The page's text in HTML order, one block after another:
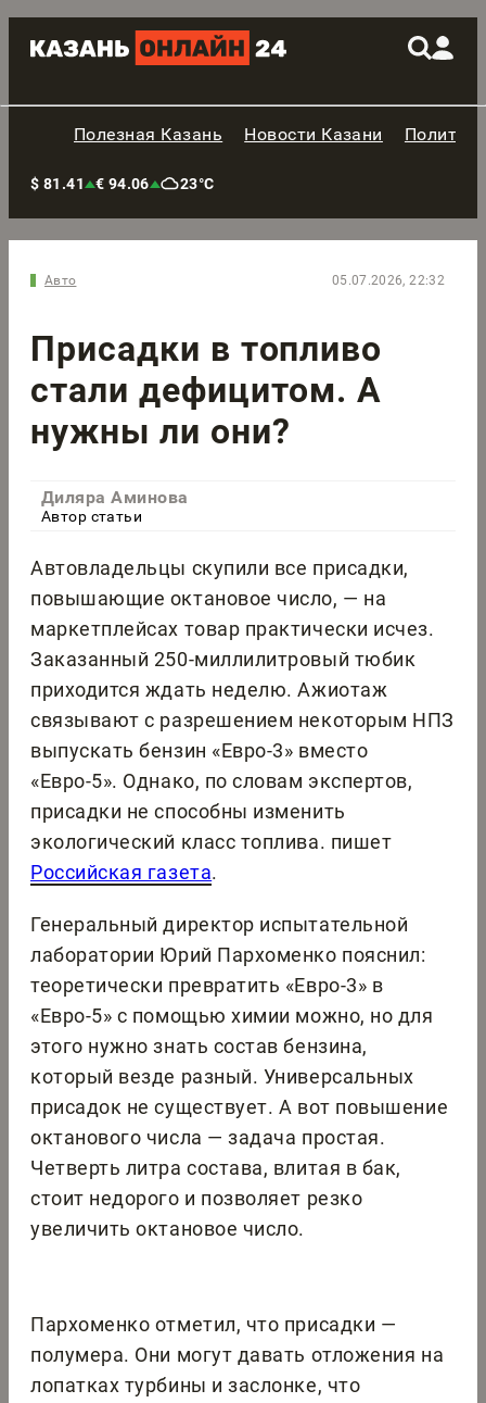
Полезная Казань Новости Казани
$ 81.41 € 94.06 23°C
Авто 05.07.2026, 22:32
Присадки в топливо
стали дефицитом. А
нужны ли они?
Диляра Аминова
Автор статьи
Автовладельцы скупили все присадки,
повышающие октановое число, — на
маркетплейсах товар практически исчез.
Заказанный 250-миллилитровый тюбик
приходится ждать неделю. Ажиотаж
связывают с разрешением некоторым НПЗ
выпускать бензин «Евро-3» вместо
«Евро-5». Однако, по словам экспертов,
присадки не способны изменить
экологический класс топлива. пишет
Российская газета.
Генеральный директор испытательной
лаборатории Юрий Пархоменко пояснил:
теоретически превратить «Евро-3» в
«Евро-5» с помощью химии можно, но для
этого нужно знать состав бензина,
который везде разный. Универсальных
присадок не существует. А вот повышение
октанового числа — задача простая.
Четверть литра состава, влитая в бак,
стоит недорого и позволяет резко
увеличить октановое число.
Пархоменко отметил, что присадки —
полумера. Они могут давать отложения на
лопатках турбины и заслонке, что